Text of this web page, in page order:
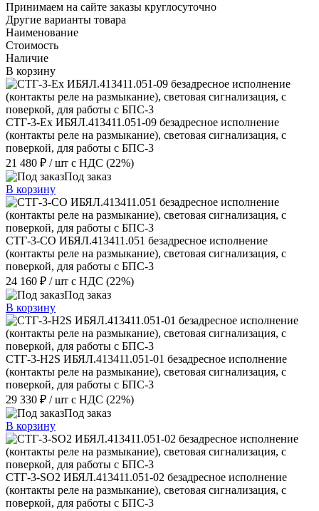
Принимаем на сайте заказы круглосуточно
Другие варианты товара
Наименование
Стоимость
Наличие
В корзину
СТГ-3-Ex ИБЯЛ.413411.051-09 безадресное исполнение
(контакты реле на размыкание), световая сигнализация, с
поверкой, для работы с БПС-3
21 480 ₽ / шт с НДС (22%)
Под заказ
В корзину
СТГ-3-СО ИБЯЛ.413411.051 безадресное исполнение
(контакты реле на размыкание), световая сигнализация, с
поверкой, для работы с БПС-3
24 160 ₽ / шт с НДС (22%)
Под заказ
В корзину
СТГ-3-H2S ИБЯЛ.413411.051-01 безадресное исполнение
(контакты реле на размыкание), световая сигнализация, с
поверкой, для работы с БПС-3
29 330 ₽ / шт с НДС (22%)
Под заказ
В корзину
СТГ-3-SО2 ИБЯЛ.413411.051-02 безадресное исполнение
(контакты реле на размыкание), световая сигнализация, с
поверкой, для работы с БПС-3